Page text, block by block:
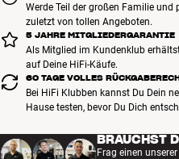
Klubben empfiehlt grundsätzlich
einem Volumen von 25 Litern.
möglich ist, gibt es alternative
kannst Du hier lesen.
Mehr von Bang & Olufsen
Werde Teil der großen Familie
zuletzt von tollen Angeboten.
5 JAHRE MITGLIEDERGARANTIE
Als Mitglied im Kundenklub
auf Deine HiFi-Käufe.
60 TAGE VOLLES
Bei HiFi Klubben kannst Du Dein
Hause testen, bevor Du Dich
BRAUCHST
Frag einen